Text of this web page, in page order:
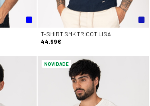
T-SHIRT SMK TRICOT LISA
44.99€
NOVIDADE